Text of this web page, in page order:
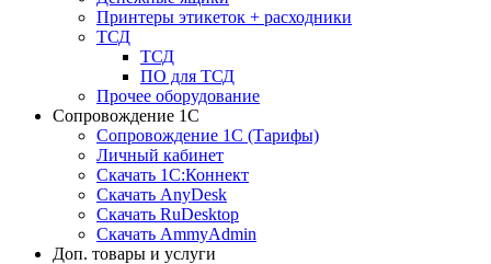
Принтеры этикеток + расходники
ТСД
ТСД
ПО для ТСД
Прочее оборудование
Сопровождение 1С
Сопровождение 1С (Тарифы)
Личный кабинет
Скачать 1С:Коннект
Скачать AnyDesk
Скачать RuDesktop
Скачать AmmyAdmin
Доп. товары и услуги